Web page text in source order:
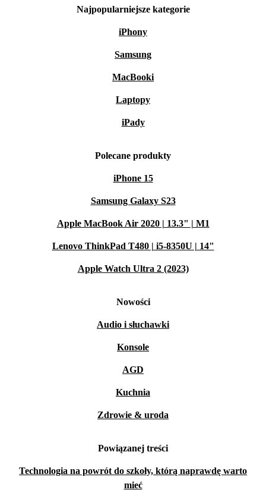
Najpopularniejsze kategorie
iPhony
Samsung
MacBooki
Laptopy
iPady
Polecane produkty
iPhone 15
Samsung Galaxy S23
Apple MacBook Air 2020 | 13.3" | M1
Lenovo ThinkPad T480 | i5-8350U | 14"
Apple Watch Ultra 2 (2023)
Nowości
Audio i słuchawki
Konsole
AGD
Kuchnia
Zdrowie & uroda
Powiązanej treści
Technologia na powrót do szkoły, którą naprawdę warto
mieć